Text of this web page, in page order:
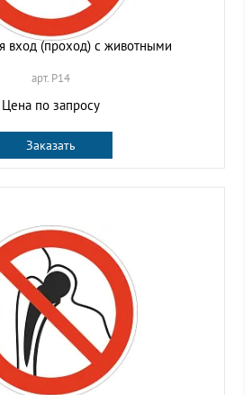
вход (проход) с животными
арт. P14
Цена по запросу
Заказать